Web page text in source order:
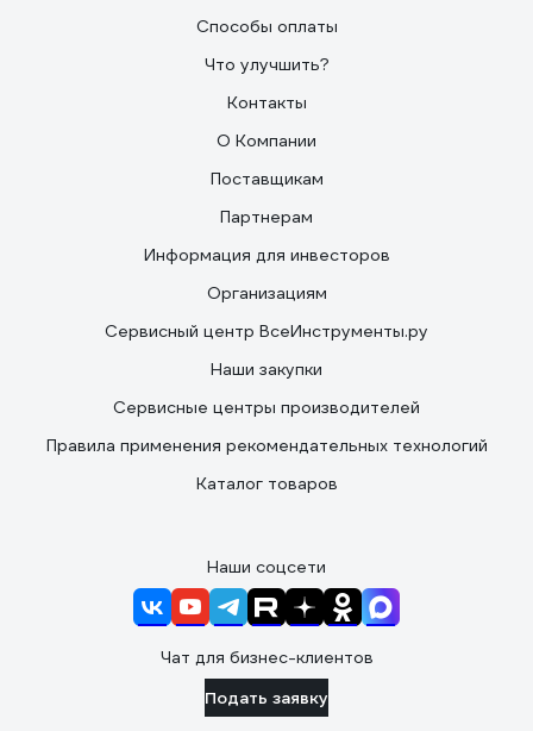
Способы оплаты
Что улучшить?
Контакты
О Компании
Поставщикам
Партнерам
Информация для инвесторов
Организациям
Сервисный центр ВсеИнструменты.ру
Наши закупки
Сервисные центры производителей
Правила применения рекомендательных технологий
Каталог товаров
Наши соцсети
Чат для бизнес-клиентов
Подать заявку